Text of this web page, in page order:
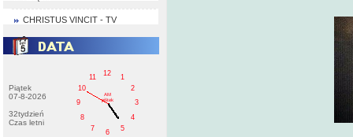
CHRISTUS VINCIT - TV
Piątek
07-8-2026
32tydzień
Czas letni
1
2
3
4
5
6
7
8
9
10
11
12
AM
pištek